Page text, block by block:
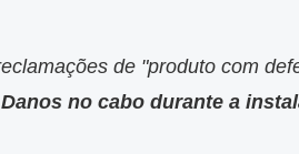
de "produto com
Danos no cabo durante a